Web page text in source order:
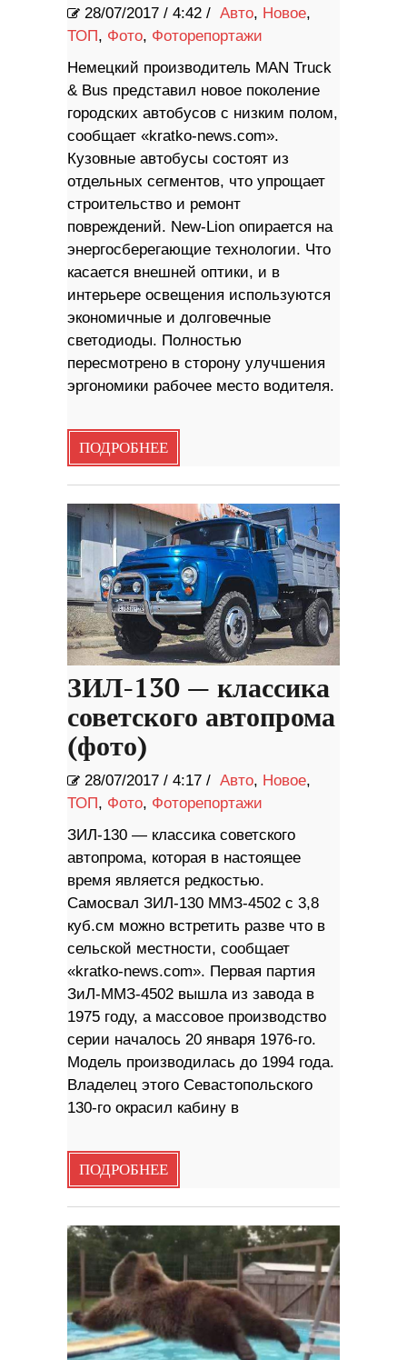
28/07/2017 / 4:42 / Авто, Новое,
ТОП, Фото, Фоторепортажи
Немецкий производитель MAN Truck
& Bus представил новое поколение
городских автобусов с низким полом,
сообщает «kratko-news.com».
Кузовные автобусы состоят из
отдельных сегментов, что упрощает
строительство и ремонт
повреждений. New-Lion опирается на
энергосберегающие технологии. Что
касается внешней оптики, и в
интерьере освещения используются
экономичные и долговечные
светодиоды. Полностью
пересмотрено в сторону улучшения
эргономики рабочее место водителя.
ПОДРОБНЕЕ
ЗИЛ-130 — классика
советского автопрома
(фото)
28/07/2017 / 4:17 / Авто, Новое,
ТОП, Фото, Фоторепортажи
ЗИЛ-130 — классика советского
автопрома, которая в настоящее
время является редкостью.
Самосвал ЗИЛ-130 ММЗ-4502 с 3,8
куб.см можно встретить разве что в
сельской местности, сообщает
«kratko-news.com». Первая партия
ЗиЛ-ММЗ-4502 вышла из завода в
1975 году, а массовое производство
серии началось 20 января 1976-го.
Модель производилась до 1994 года.
Владелец этого Севастопольского
130-го окрасил кабину в
ПОДРОБНЕЕ